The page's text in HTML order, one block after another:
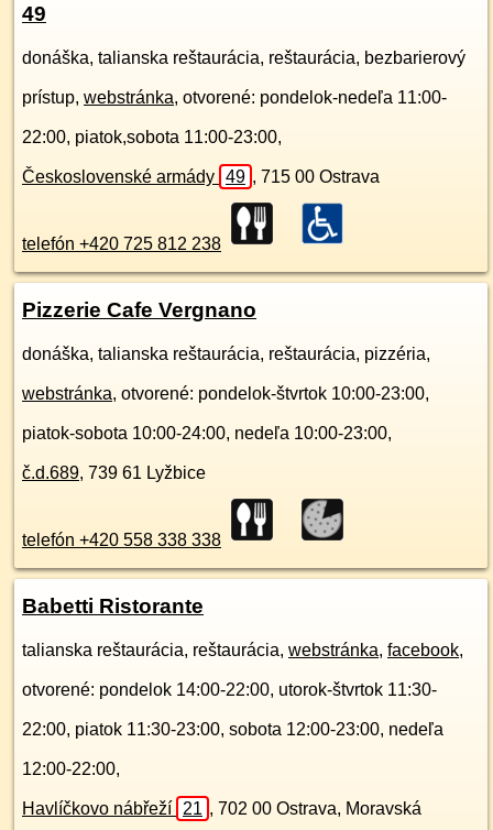
49
donáška, talianska reštaurácia, reštaurácia, bezbarierový
prístup, webstránka, otvorené: pondelok-nedeľa 11:00-
22:00, piatok,sobota 11:00-23:00,
Československé armády 49 , 715 00 Ostrava
telefón +420 725 812 238
Pizzerie Cafe Vergnano
donáška, talianska reštaurácia, reštaurácia, pizzéria,
webstránka, otvorené: pondelok-štvrtok 10:00-23:00,
piatok-sobota 10:00-24:00, nedeľa 10:00-23:00,
č.d.689, 739 61 Lyžbice
telefón +420 558 338 338
Babetti Ristorante
talianska reštaurácia, reštaurácia, webstránka, facebook,
otvorené: pondelok 14:00-22:00, utorok-štvrtok 11:30-
22:00, piatok 11:30-23:00, sobota 12:00-23:00, nedeľa
12:00-22:00,
Havlíčkovo nábřeží 21 , 702 00 Ostrava, Moravská